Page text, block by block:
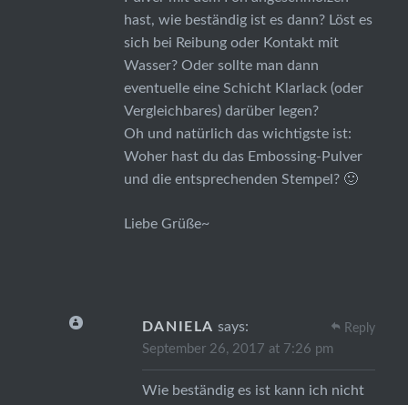
hast, wie beständig ist es dann? Löst es
sich bei Reibung oder Kontakt mit
Wasser? Oder sollte man dann
eventuelle eine Schicht Klarlack (oder
Vergleichbares) darüber legen?
Oh und natürlich das wichtigste ist:
Woher hast du das Embossing-Pulver
und die entsprechenden Stempel? 🙂
Liebe Grüße~
DANIELA says:
September 26, 2017 at 7:26 pm
Wie beständig es ist kann ich nicht
Reply